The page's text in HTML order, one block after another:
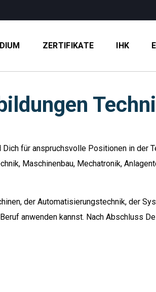
ZERTIFIKATE IHK
für anspruchsvolle Positionen in der
Maschinenbau, Mechatronik,
der Automatisierungstechnik, der
anwenden kannst. Nach Abschluss